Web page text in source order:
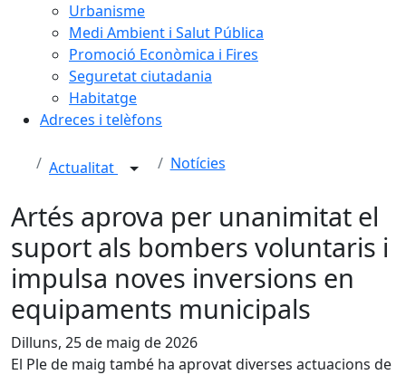
Urbanisme
Medi Ambient i Salut Pública
Promoció Econòmica i Fires
Seguretat ciutadania
Habitatge
Adreces i telèfons
Actualitat Notícies
Artés aprova per unanimitat el
suport als bombers voluntaris i
impulsa noves inversions en
equipaments municipals
Dilluns, 25 de maig de 2026
El Ple de maig també ha aprovat diverses actuacions de